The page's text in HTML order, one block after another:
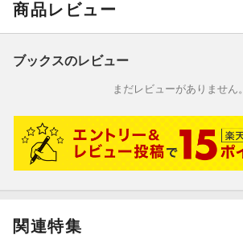
商品レビュー
ブックスのレビュー
まだレビューがありません。
関連特集